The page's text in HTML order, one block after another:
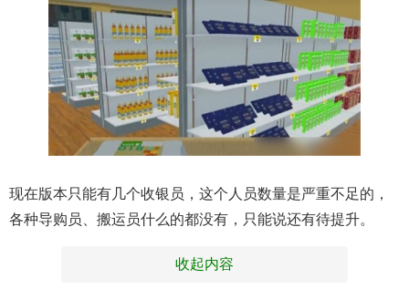
现在版本只能有几个收银员，这个人员数量是严重不足的，
各种导购员、搬运员什么的都没有，只能说还有待提升。
收起内容